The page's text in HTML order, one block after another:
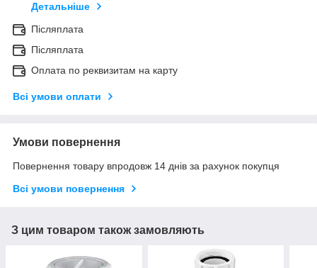
Детальніше
Післяплата
Післяплата
Оплата по реквизитам на карту
Всі умови оплати
Умови повернення
Повернення товару впродовж 14 днів за рахунок покупця
Всі умови повернення
З цим товаром також замовляють